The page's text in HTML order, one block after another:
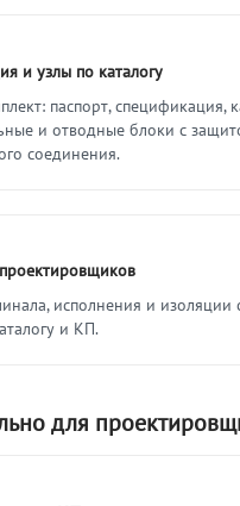
и узлы по каталогу
паспорт, спецификация,
и отводные блоки с
соединения.
исполнения и изоляции
и КП.
для